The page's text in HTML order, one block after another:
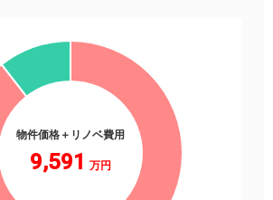
物件価格＋リノベ費用
9,591